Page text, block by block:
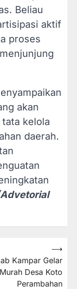
Beliau
aktif
proses
akan
kelola
daerah.
Kampar Gelar
Desa Koto
Perambahan
⟶